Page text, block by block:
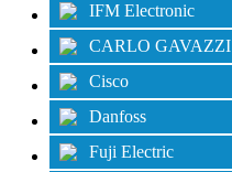
IFM Electronic
CARLO GAVAZZI
Cisco
Danfoss
Fuji Electric